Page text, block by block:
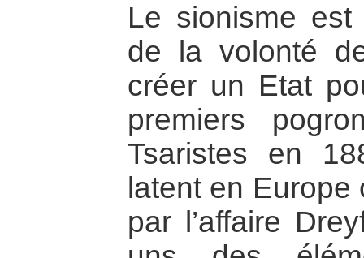
Le sionisme est
de la volonté
créer un Etat
premiers
Tsaristes en
latent en
par l’affaire